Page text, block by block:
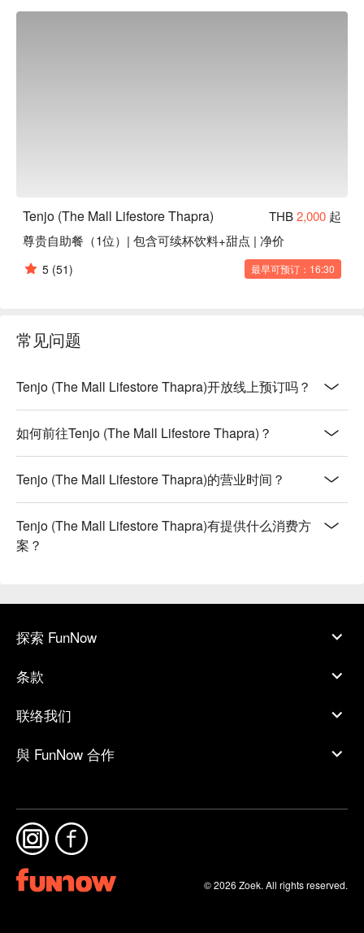
Tenjo (The Mall Lifestore Thapra) THB2,000 起
尊贵自助餐（1位）| 包含可续杯饮料+甜点 | 净价
5 (51) 最早可预订：16:30
常见问题
Tenjo (The Mall Lifestore Thapra)开放线上预订吗？
如何前往Tenjo (The Mall Lifestore Thapra)？
Tenjo (The Mall Lifestore Thapra)的营业时间？
Tenjo (The Mall Lifestore Thapra)有提供什么消费方
案？
探索 FunNow
条款
联络我们
與 FunNow 合作
© 2026 Zoek. All rights reserved.